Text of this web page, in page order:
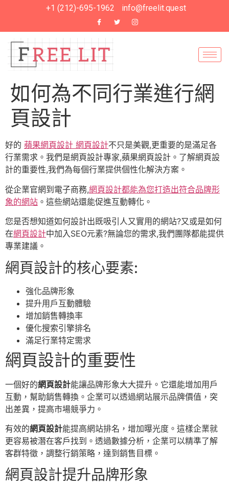
+1 (212)-695-1962 info@freelit.quest
如何為不同行業進行網
頁設計
好的 蘋果網頁設計 網頁設計不只是美觀,更重要的是滿足各
行業需求。我們是網頁設計專家,蘋果網頁設計。了解網頁設
計的重要性,我們為每個行業提供個性化解決方案。
從企業官網到電子商務,網頁設計都能為您打造出符合品牌形
象的網站 。這些網站還能促進互動轉化。
您是否想知道如何設計出既吸引人又實用的網站?又或是如何
在網頁設計中加入SEO元素?無論您的需求,我們團隊都能提供
專業建議。
網頁設計的核心要素:
強化品牌形象
提升用戶互動體驗
增加銷售轉換率
優化搜索引擎排名
滿足行業特定需求
網頁設計的重要性
一個好的網頁設計能讓品牌形象大大提升。它還能增加用戶
互動，幫助銷售轉換。企業可以透過網站展示品牌價值，突
出差異，提高市場競爭力。
有效的網頁設計能提高網站排名，增加曝光度。這樣企業就
更容易被潛在客戶找到。透過數據分析，企業可以精準了解
客群特徵，調整行銷策略，達到銷售目標。
網頁設計提升品牌形象